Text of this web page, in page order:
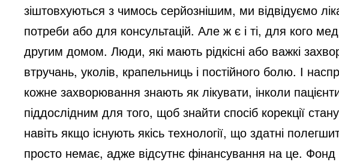
зіштовхуються з чимось серйознішим, ми відвідуємо
потреби або для консультацій. Але ж є і ті, для кого
другим домом. Люди, які мають рідкісні або важкі
втручань, уколів, крапельниць і постійного болю. І
кожне захворювання знають як лікувати, інколи
піддослідним для того, щоб знайти спосіб корекції
навіть якщо існують якісь технології, що здатні
просто немає, адже відсутнє фінансування на це. Фонд